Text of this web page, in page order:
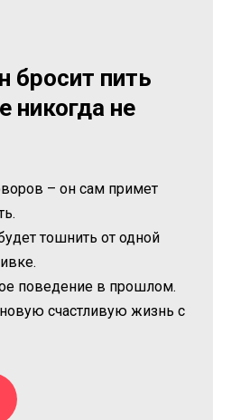
бросит пить
никогда не
– он сам примет
тошнить от одной
поведение в прошлом.
новую счастливую жизнь с